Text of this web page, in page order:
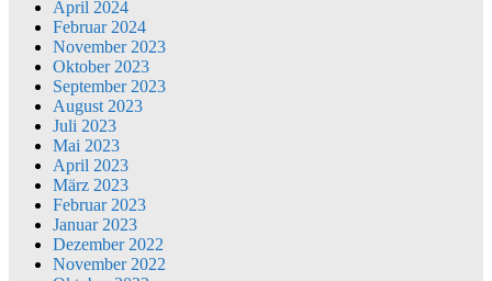
April 2024
Februar 2024
November 2023
Oktober 2023
September 2023
August 2023
Juli 2023
Mai 2023
April 2023
März 2023
Februar 2023
Januar 2023
Dezember 2022
November 2022